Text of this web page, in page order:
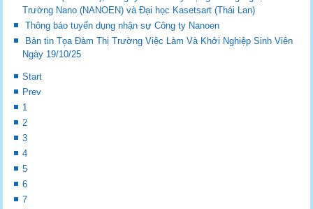
Trường Nano (NANOEN) và Đại học Kasetsart (Thái Lan)
Thông báo tuyển dụng nhận sự Công ty Nanoen
Bản tin Tọa Đàm Thị Trường Việc Làm Và Khởi Nghiệp Sinh Viên
Ngày 19/10/25
Start
Prev
1
2
3
4
5
6
7